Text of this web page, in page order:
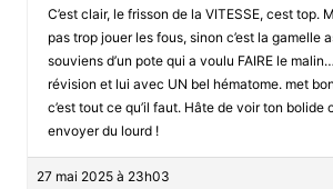
C’est clair, le frisson de la VITESSE, cest top.
pas trop jouer les fous, sinon c’est la gamelle
souviens d’un pote qui a voulu FAIRE le
révision et lui avec UN bel hématome. met
c’est tout ce qu’il faut. Hâte de voir ton bolide
envoyer du lourd !
27 mai 2025 à 23h03